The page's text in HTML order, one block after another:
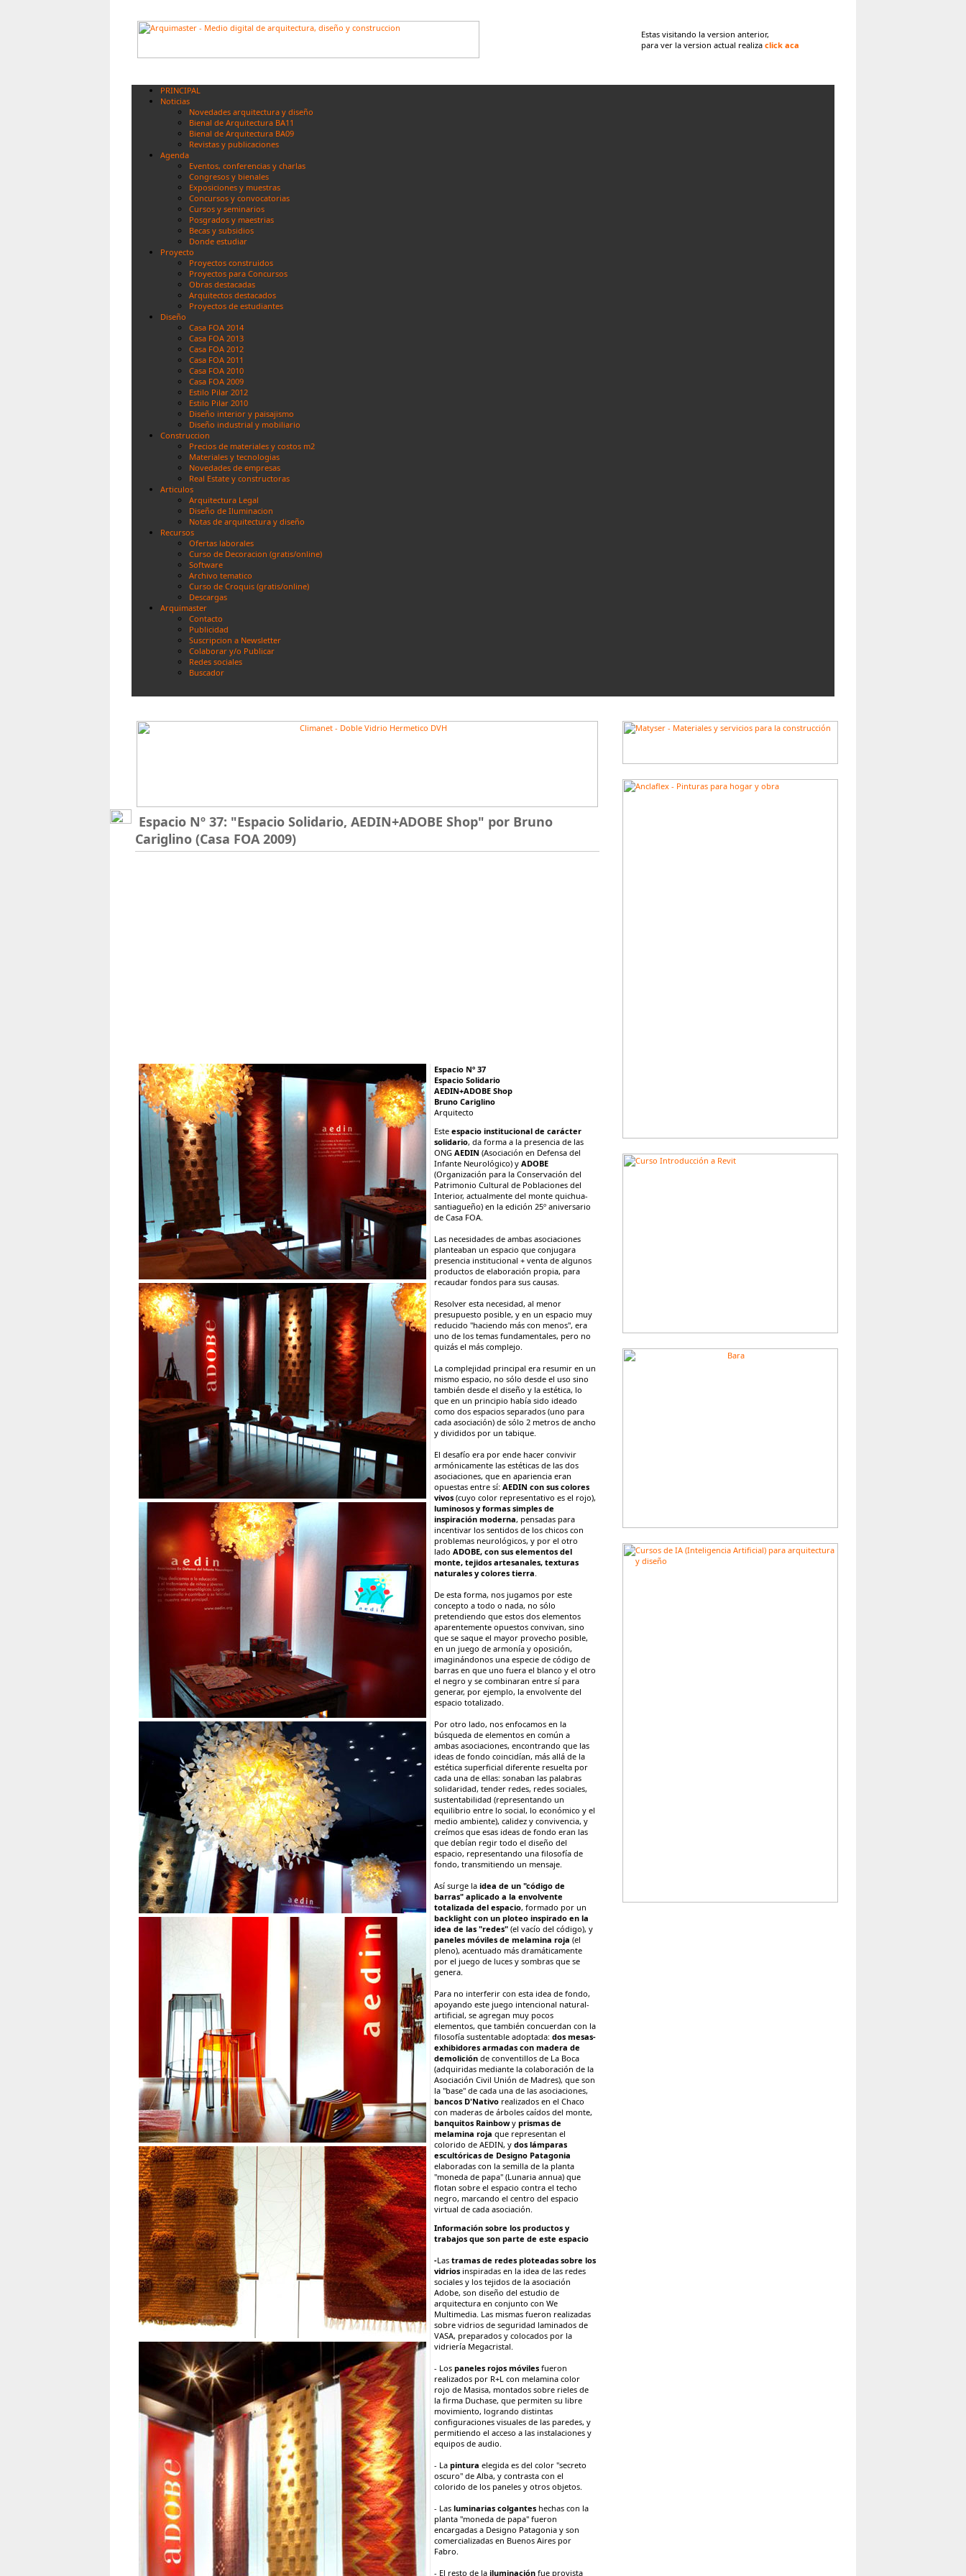
Estas visitando la version anterior,
para ver la version actual realiza click aca
PRINCIPAL
Noticias
Novedades arquitectura y diseño
Bienal de Arquitectura BA11
Bienal de Arquitectura BA09
Revistas y publicaciones
Agenda
Eventos, conferencias y charlas
Congresos y bienales
Exposiciones y muestras
Concursos y convocatorias
Cursos y seminarios
Posgrados y maestrias
Becas y subsidios
Donde estudiar
Proyecto
Proyectos construidos
Proyectos para Concursos
Obras destacadas
Arquitectos destacados
Proyectos de estudiantes
Diseño
Casa FOA 2014
Casa FOA 2013
Casa FOA 2012
Casa FOA 2011
Casa FOA 2010
Casa FOA 2009
Estilo Pilar 2012
Estilo Pilar 2010
Diseño interior y paisajismo
Diseño industrial y mobiliario
Construccion
Precios de materiales y costos m2
Materiales y tecnologias
Novedades de empresas
Real Estate y constructoras
Articulos
Arquitectura Legal
Diseño de Iluminacion
Notas de arquitectura y diseño
Recursos
Ofertas laborales
Curso de Decoracion (gratis/online)
Software
Archivo tematico
Curso de Croquis (gratis/online)
Descargas
Arquimaster
Contacto
Publicidad
Suscripcion a Newsletter
Colaborar y/o Publicar
Redes sociales
Buscador
Espacio Nº 37: "Espacio Solidario, AEDIN+ADOBE Shop" por Bruno
Cariglino (Casa FOA 2009)
Espacio Nº 37
Espacio Solidario
AEDIN+ADOBE Shop
Bruno Cariglino
Arquitecto
Este espacio institucional de carácter
solidario, da forma a la presencia de las
ONG AEDIN (Asociación en Defensa del
Infante Neurológico) y ADOBE
(Organización para la Conservación del
Patrimonio Cultural de Poblaciones del
Interior, actualmente del monte quichua-
santiagueño) en la edición 25º aniversario
de Casa FOA.
Las necesidades de ambas asociaciones
planteaban un espacio que conjugara
presencia institucional + venta de algunos
productos de elaboración propia, para
recaudar fondos para sus causas.
Resolver esta necesidad, al menor
presupuesto posible, y en un espacio muy
reducido "haciendo más con menos", era
uno de los temas fundamentales, pero no
quizás el más complejo.
La complejidad principal era resumir en un
mismo espacio, no sólo desde el uso sino
también desde el diseño y la estética, lo
que en un principio había sido ideado
como dos espacios separados (uno para
cada asociación) de sólo 2 metros de ancho
y divididos por un tabique.
El desafío era por ende hacer convivir
armónicamente las estéticas de las dos
asociaciones, que en apariencia eran
opuestas entre sí: AEDIN con sus colores
vivos (cuyo color representativo es el rojo),
luminosos y formas simples de
inspiración moderna, pensadas para
incentivar los sentidos de los chicos con
problemas neurológicos, y por el otro
lado ADOBE, con sus elementos del
monte, tejidos artesanales, texturas
naturales y colores tierra.
De esta forma, nos jugamos por este
concepto a todo o nada, no sólo
pretendiendo que estos dos elementos
aparentemente opuestos convivan, sino
que se saque el mayor provecho posible,
en un juego de armonía y oposición,
imaginándonos una especie de código de
barras en que uno fuera el blanco y el otro
el negro y se combinaran entre sí para
generar, por ejemplo, la envolvente del
espacio totalizado.
Por otro lado, nos enfocamos en la
búsqueda de elementos en común a
ambas asociaciones, encontrando que las
ideas de fondo coincidían, más allá de la
estética superficial diferente resuelta por
cada una de ellas: sonaban las palabras
solidaridad, tender redes, redes sociales,
sustentabilidad (representando un
equilibrio entre lo social, lo económico y el
medio ambiente), calidez y convivencia, y
creímos que esas ideas de fondo eran las
que debían regir todo el diseño del
espacio, representando una filosofía de
fondo, transmitiendo un mensaje.
Así surge la idea de un "código de
barras" aplicado a la envolvente
totalizada del espacio, formado por un
backlight con un ploteo inspirado en la
idea de las "redes" (el vacío del código), y
paneles móviles de melamina roja (el
pleno), acentuado más dramáticamente
por el juego de luces y sombras que se
genera.
Para no interferir con esta idea de fondo,
apoyando este juego intencional natural-
artificial, se agregan muy pocos
elementos, que también concuerdan con la
filosofía sustentable adoptada: dos mesas-
exhibidores armadas con madera de
demolición de conventillos de La Boca
(adquiridas mediante la colaboración de la
Asociación Civil Unión de Madres), que son
la "base" de cada una de las asociaciones,
bancos D'Nativo realizados en el Chaco
con maderas de árboles caídos del monte,
banquitos Rainbowy prismas de
melamina roja que representan el
colorido de AEDIN, y dos lámparas
escultóricas de Designo Patagonia
elaboradas con la semilla de la planta
"moneda de papa" (Lunaria annua) que
flotan sobre el espacio contra el techo
negro, marcando el centro del espacio
virtual de cada asociación.
Información sobre los productos y
trabajos que son parte de este espacio
-Las tramas de redes ploteadas sobre los
vidrios inspiradas en la idea de las redes
sociales y los tejidos de la asociación
Adobe, son diseño del estudio de
arquitectura en conjunto con We
Multimedia. Las mismas fueron realizadas
sobre vidrios de seguridad laminados de
VASA, preparados y colocados por la
vidriería Megacristal.
- Los paneles rojos móviles fueron
realizados por R+L con melamina color
rojo de Masisa, montados sobre rieles de
la firma Duchase, que permiten su libre
movimiento, logrando distintas
configuraciones visuales de las paredes, y
permitiendo el acceso a las instalaciones y
equipos de audio.
- La pintura elegida es del color "secreto
oscuro" de Alba, y contrasta con el
colorido de los paneles y otros objetos.
- Las luminarias colgantes hechas con la
planta "moneda de papa" fueron
encargadas a Designo Patagonia y son
comercializadas en Buenos Aires por
Fabro.
- El resto de la iluminación fue provista